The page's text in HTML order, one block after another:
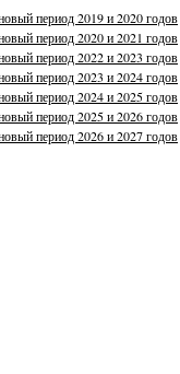
период 2019 и 2020 годов
период 2020 и 2021 годов
период 2022 и 2023 годов
период 2023 и 2024 годов
период 2024 и 2025 годов
период 2025 и 2026 годов
период 2026 и 2027 годов